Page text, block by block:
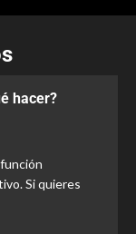
hacer?
Si quieres